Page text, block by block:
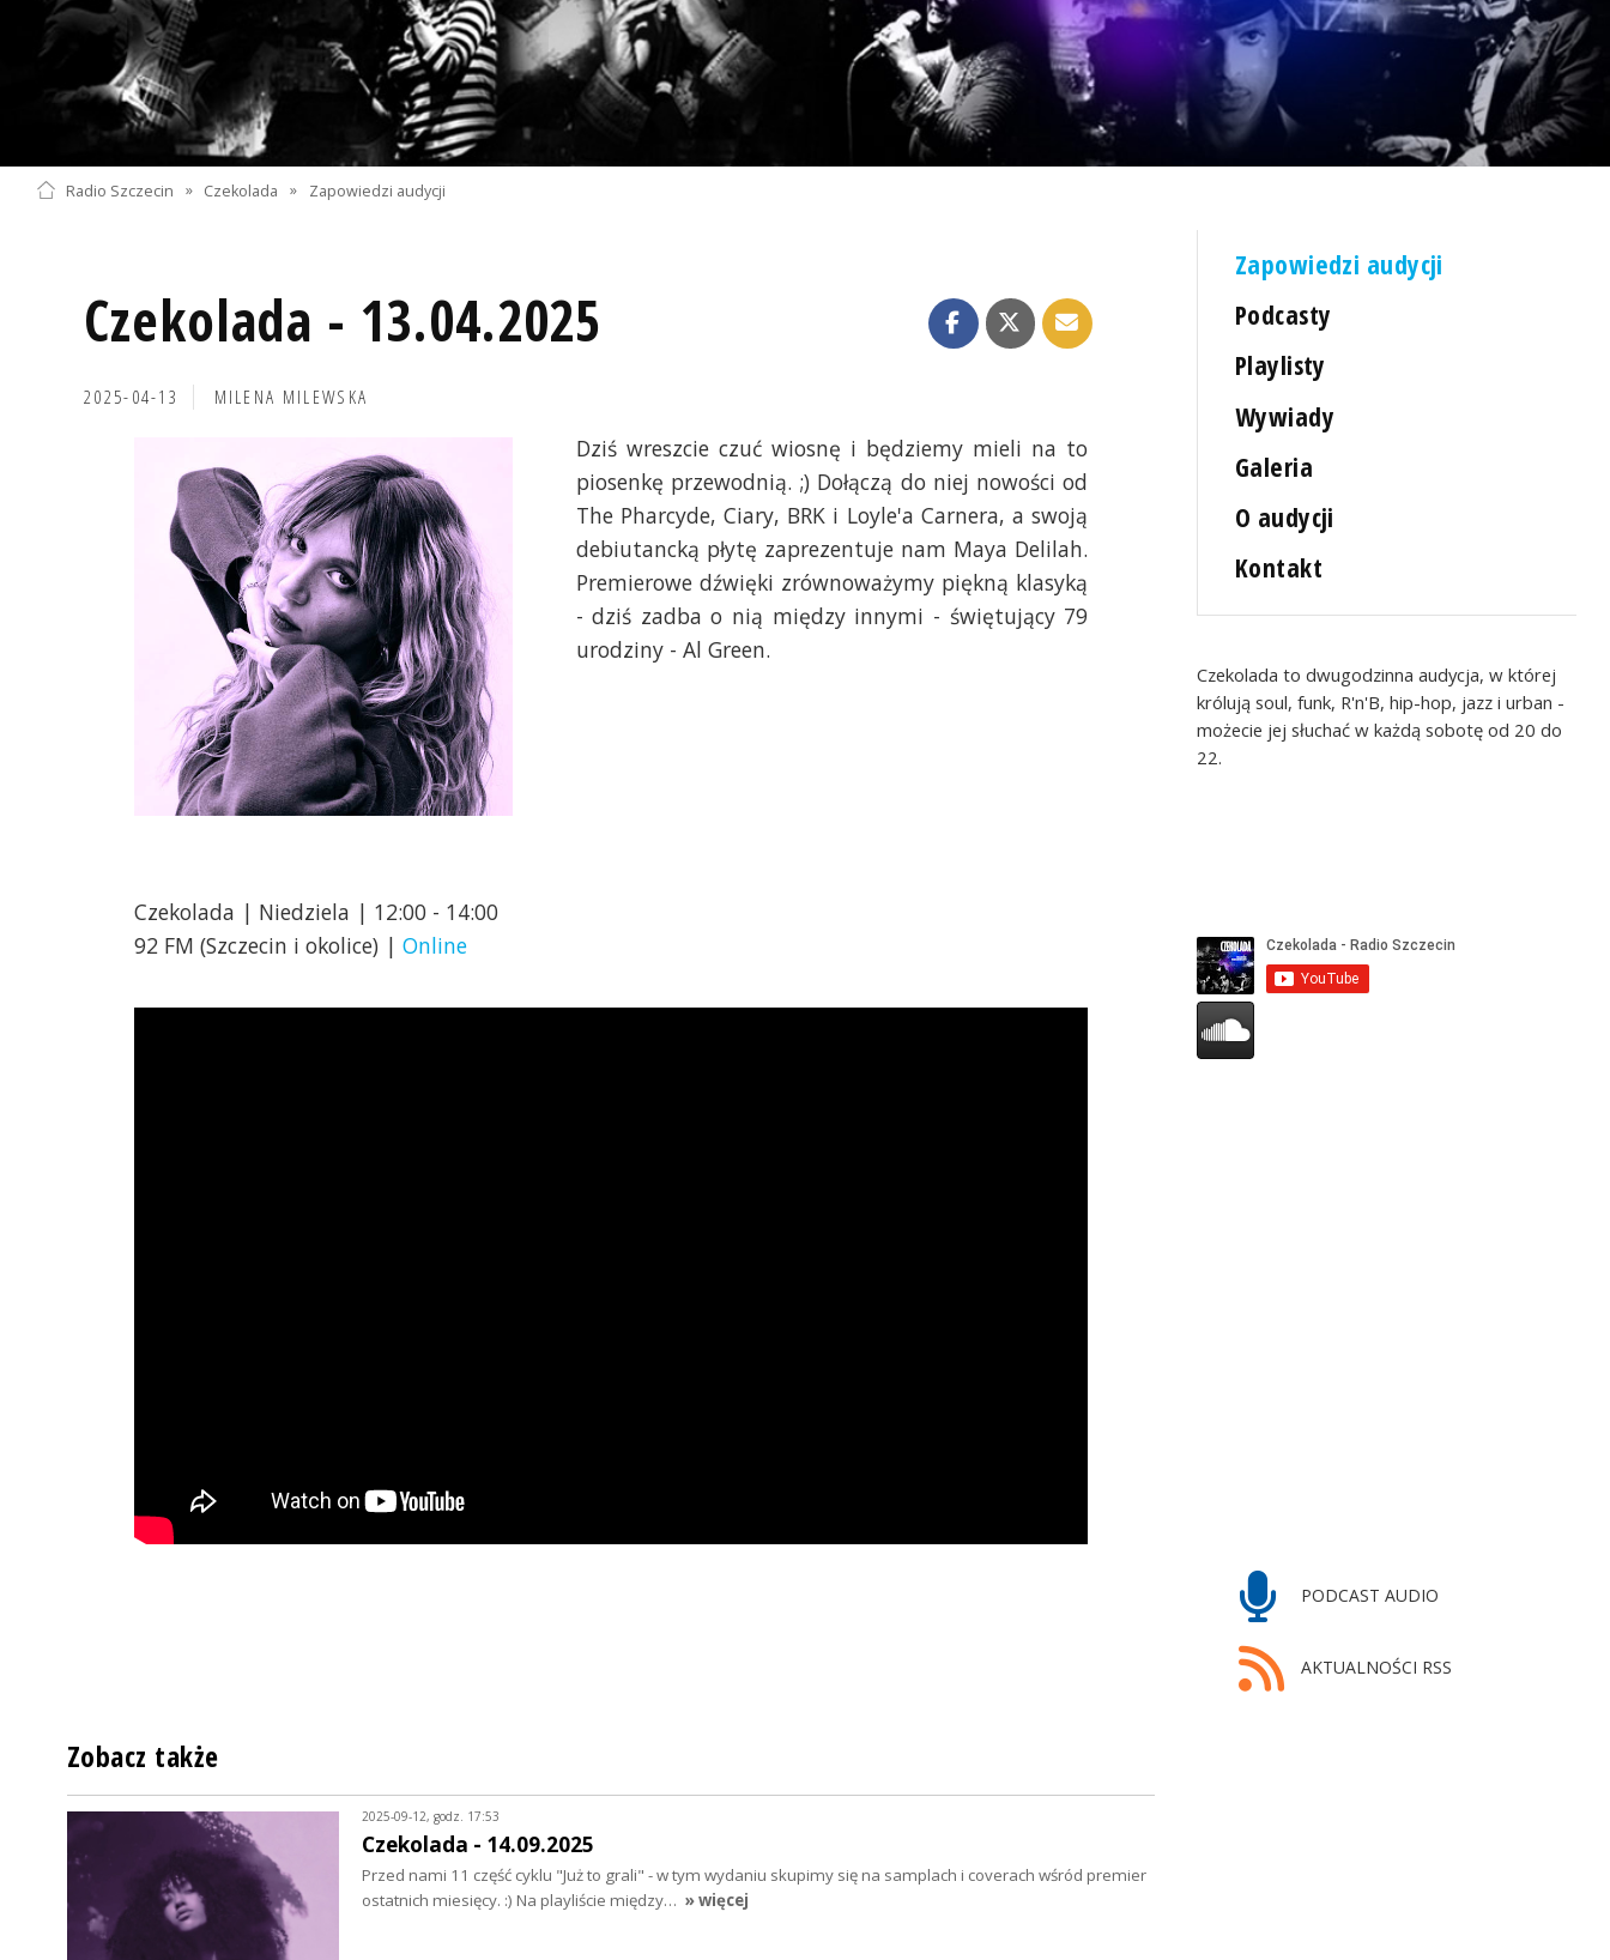
Radio Szczecin » Czekolada » Zapowiedzi audycji
Czekolada - 13.04.2025
2025-04-13 MILENA MILEWSKA
Dziś wreszcie czuć wiosnę i będziemy mieli na to
piosenkę przewodnią. ;) Dołączą do niej nowości od
The Pharcyde, Ciary, BRK i Loyle'a Carnera, a swoją
debiutancką płytę zaprezentuje nam Maya Delilah.
Premierowe dźwięki zrównoważymy piękną klasyką
- dziś zadba o nią między innymi - świętujący 79
urodziny - Al Green.
Czekolada | Niedziela | 12:00 - 14:00
92 FM (Szczecin i okolice) | Online
Zapowiedzi audycji
Podcasty
Playlisty
Wywiady
Galeria
O audycji
Kontakt
Czekolada to dwugodzinna audycja, w której
królują soul, funk, R'n'B, hip-hop, jazz i urban -
możecie jej słuchać w każdą sobotę od 20 do
22.
PODCAST AUDIO
AKTUALNOŚCI RSS
Zobacz także
2025-09-12, godz. 17:53
Czekolada - 14.09.2025
Przed nami 11 część cyklu "Już to grali" - w tym wydaniu skupimy się na samplach i coverach wśród premier
ostatnich miesięcy. :) Na playliście między… » więcej